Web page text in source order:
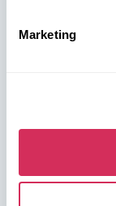
Marketing
VA 23323, USA
USA, Los